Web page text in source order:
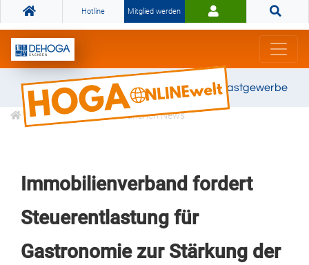
Hotline Mitglied werden
Gemeinsam stark für das Gastgewerbe
Informationen Branchen News
Immobilienverband fordert
Steuerentlastung für
Gastronomie zur Stärkung der